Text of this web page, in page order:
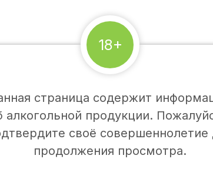
18+
страница содержит
алкогольной продукции.
своё совершеннолетие
продолжения просмотра.